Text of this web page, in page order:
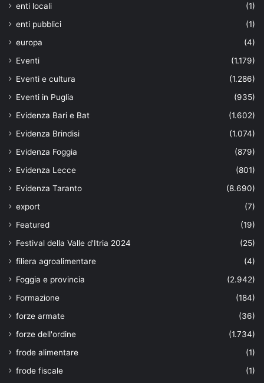
enti locali
(1)
enti pubblici
(1)
europa
(4)
Eventi
(1.179)
Eventi e cultura
(1.286)
Eventi in Puglia
(935)
Evidenza Bari e Bat
(1.602)
Evidenza Brindisi
(1.074)
Evidenza Foggia
(879)
Evidenza Lecce
(801)
Evidenza Taranto
(8.690)
export
(7)
Featured
(19)
Festival della Valle d'Itria 2024
(25)
filiera agroalimentare
(4)
Foggia e provincia
(2.942)
Formazione
(184)
forze armate
(36)
forze dell'ordine
(1.734)
frode alimentare
(1)
frode fiscale
(1)